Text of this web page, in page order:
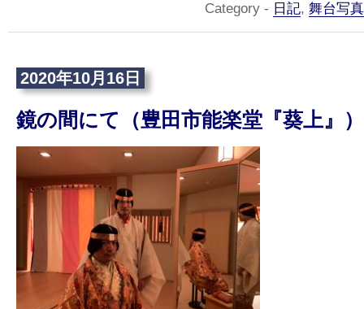
Category - 日記, 舞台写真
2020年10月16日
鏡の間にて（豊田市能楽堂『葵上』）